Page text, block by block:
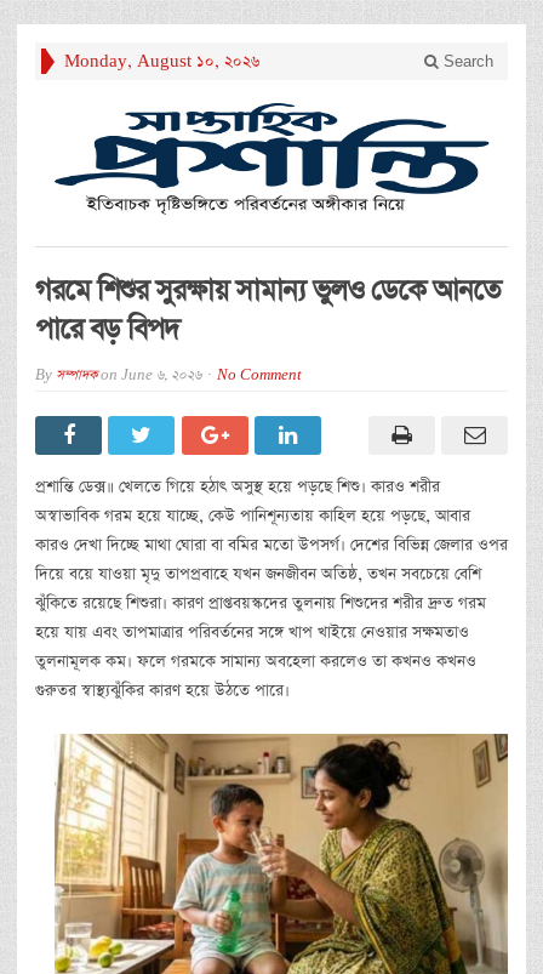
Monday, August 10, 2026 Search
গরমে শিশুর সুরক্ষায় সামান্য ভুলও ডেকে আনতে
পারে বড় বিপদ
By সম্পাদকon June 6, 2026 No Comment
প্রশান্তি ডেক্স॥ খেলতে গিয়ে হঠাৎ অসুস্থ হয়ে পড়ছে শিশু। কারও শরীর
অস্বাভাবিক গরম হয়ে যাচ্ছে, কেউ পানিশূন্যতায় কাহিল হয়ে পড়ছে, আবার
কারও দেখা দিচ্ছে মাথা ঘোরা বা বমির মতো উপসর্গ। দেশের বিভিন্ন জেলার ওপর
দিয়ে বয়ে যাওয়া মৃদু তাপপ্রবাহে যখন জনজীবন অতিষ্ঠ, তখন সবচেয়ে বেশি
ঝুঁকিতে রয়েছে শিশুরা। কারণ প্রাপ্তবয়স্কদের তুলনায় শিশুদের শরীর দ্রুত গরম
হয়ে যায় এবং তাপমাত্রার পরিবর্তনের সঙ্গে খাপ খাইয়ে নেওয়ার সক্ষমতাও
তুলনামূলক কম। ফলে গরমকে সামান্য অবহেলা করলেও তা কখনও কখনও
গুরুতর স্বাস্থ্যঝুঁকির কারণ হয়ে উঠতে পারে।